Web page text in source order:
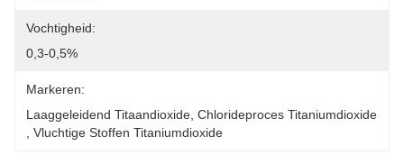
Vochtigheid:
0,3-0,5%
Markeren:
Laaggeleidend Titaandioxide Chlorideproces Titaniumdioxide
Vluchtige Stoffen Titaniumdioxide